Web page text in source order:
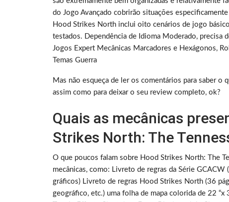
do Jogo Avançado cobrirão situações
Hood Strikes North inclui oito cenários de jogo
testados. Dependência de Idioma Moderado, precisa
Jogos Expert Mecânicas Marcadores e Hexágonos,
Temas Guerra
Mas não esqueça de ler os comentários para saber
assim como para deixar o seu review completo, ok?
Quais as mecânicas
Strikes North: The
O que poucos falam sobre Hood Strikes North: The
mecânicas, como: Livreto de regras da Série
gráficos) Livreto de regras Hood Strikes North (36
geográfico, etc.) uma folha de mapa colorida de 22